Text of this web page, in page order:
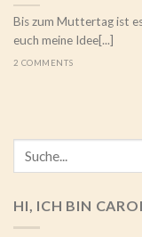
Bis zum Muttertag ist
euch meine Idee[...]
2 COMMENTS
HI, ICH BIN